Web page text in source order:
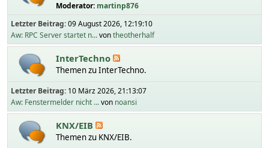
Moderator: martinp876
Letzter Beitrag:09 August 2026, 12:19:10
Aw: RPC Server startet n...vontheotherhalf
InterTechno
Themen zu InterTechno.
Letzter Beitrag: 10 März 2026, 21:13:07
Aw: Fenstermelder nicht ...von noansi
KNX/EIB
Themen zu KNX/EIB.